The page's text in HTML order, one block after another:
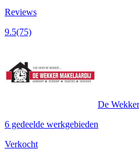
Reviews
9.5(75)
De
6 gedeelde werkgebieden
Verkocht